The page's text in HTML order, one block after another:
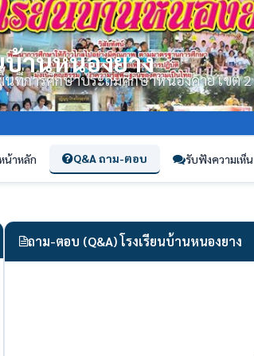
บ้านหนองยาง
นที่การศึกษาประถมศึกษาหนองคาย เขต 2
น้าหลัก Q&A ถาม-ตอบ รับฟังความเห็น
ถาม-ตอบ (Q&A) โรงเรียนบ้านหนองยาง